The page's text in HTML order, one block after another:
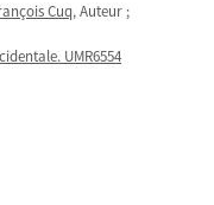
Cuq, Auteur ;
UMR6554